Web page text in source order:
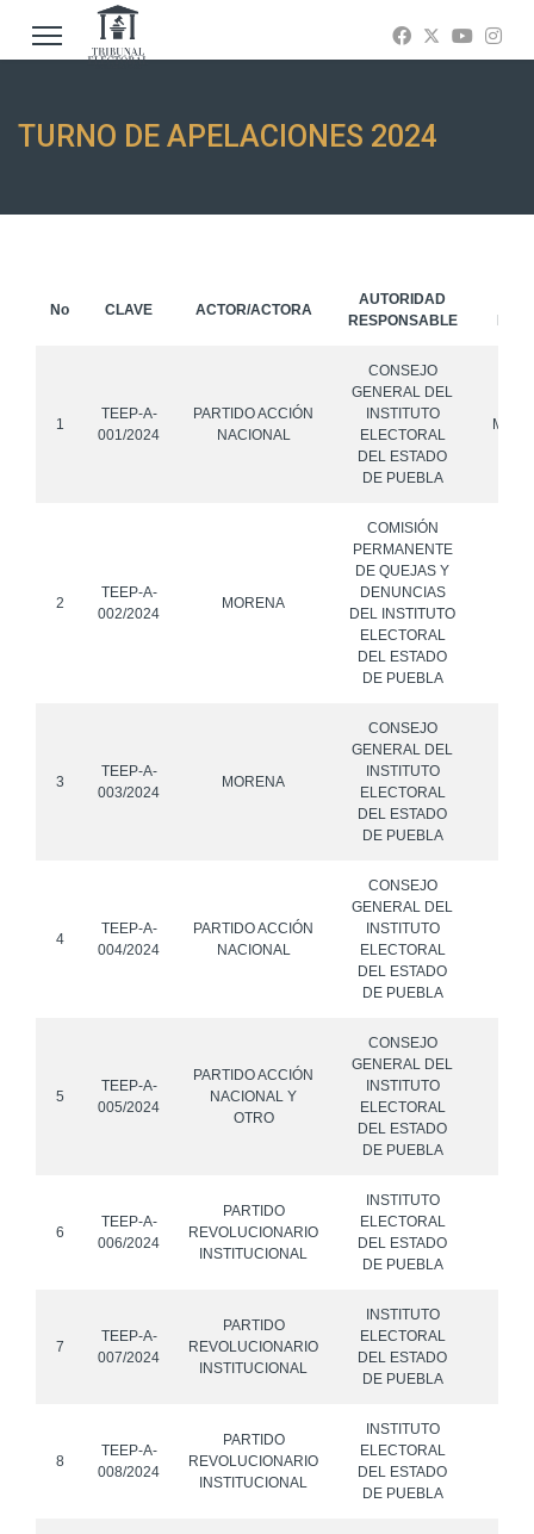
TURNO DE APELACIONES 2024
No CLAVE ACTOR/ACTORA
AUTORIDAD
RESPONSABLE
1
TEEP-A-
001/2024
PARTIDO ACCIÓN
NACIONAL
CONSEJO
GENERAL DEL
INSTITUTO
ELECTORAL
DEL ESTADO
DE PUEBLA
2
TEEP-A-
002/2024
MORENA
COMISIÓN
PERMANENTE
DE QUEJAS Y
DENUNCIAS
DEL INSTITUTO
ELECTORAL
DEL ESTADO
DE PUEBLA
3
TEEP-A-
003/2024
MORENA
CONSEJO
GENERAL DEL
INSTITUTO
ELECTORAL
DEL ESTADO
DE PUEBLA
4
TEEP-A-
004/2024
PARTIDO ACCIÓN
NACIONAL
CONSEJO
GENERAL DEL
INSTITUTO
ELECTORAL
DEL ESTADO
DE PUEBLA
5
TEEP-A-
005/2024
PARTIDO ACCIÓN
NACIONAL Y
OTRO
CONSEJO
GENERAL DEL
INSTITUTO
ELECTORAL
DEL ESTADO
DE PUEBLA
6
TEEP-A-
006/2024
PARTIDO
REVOLUCIONARIO
INSTITUCIONAL
INSTITUTO
ELECTORAL
DEL ESTADO
DE PUEBLA
7
TEEP-A-
007/2024
PARTIDO
REVOLUCIONARIO
INSTITUCIONAL
INSTITUTO
ELECTORAL
DEL ESTADO
DE PUEBLA
8
TEEP-A-
008/2024
PARTIDO
REVOLUCIONARIO
INSTITUCIONAL
INSTITUTO
ELECTORAL
DEL ESTADO
DE PUEBLA